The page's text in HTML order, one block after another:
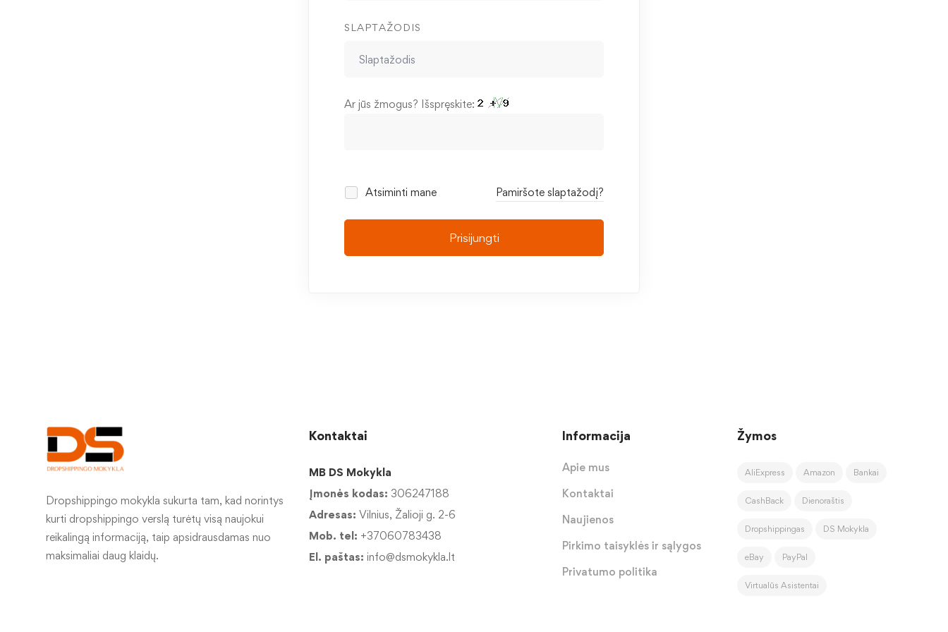
SLAPTAŽODIS
Ar jūs žmogus? Išspręskite:
Atsiminti mane Pamiršote slaptažodį?
Prisijungti
Dropshippingo mokykla sukurta tam, kad norintys
kurti dropshippingo verslą turėtų visą naujokui
reikalingą informaciją, taip apsidrausdamas nuo
maksimaliai daug klaidų.
Kontaktai
MB DS Mokykla
Įmonės kodas: 306247188
Adresas: Vilnius, Žalioji g. 2-6
Mob. tel: +37060783438
El. paštas: info@dsmokykla.lt
Informacija
Apie mus
Kontaktai
Naujienos
Pirkimo taisyklės ir sąlygos
Privatumo politika
Žymos
AliExpress Amazon Bankai
CashBack Dienoraštis
Dropshippingas DS Mokykla
eBay PayPal
Virtualūs Asistentai